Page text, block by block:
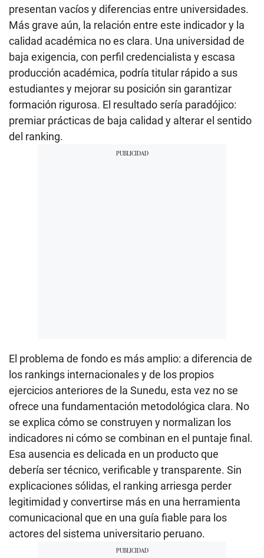
presentan vacíos y diferencias entre universidades.
Más grave aún, la relación entre este indicador y la
calidad académica no es clara. Una universidad de
baja exigencia, con perfil credencialista y escasa
producción académica, podría titular rápido a sus
estudiantes y mejorar su posición sin garantizar
formación rigurosa. El resultado sería paradójico:
premiar prácticas de baja calidad y alterar el sentido
del ranking.
El problema de fondo es más amplio: a diferencia de
los rankings internacionales y de los propios
ejercicios anteriores de la Sunedu, esta vez no se
ofrece una fundamentación metodológica clara. No
se explica cómo se construyen y normalizan los
indicadores ni cómo se combinan en el puntaje final.
Esa ausencia es delicada en un producto que
debería ser técnico, verificable y transparente. Sin
explicaciones sólidas, el ranking arriesga perder
legitimidad y convertirse más en una herramienta
comunicacional que en una guía fiable para los
actores del sistema universitario peruano.